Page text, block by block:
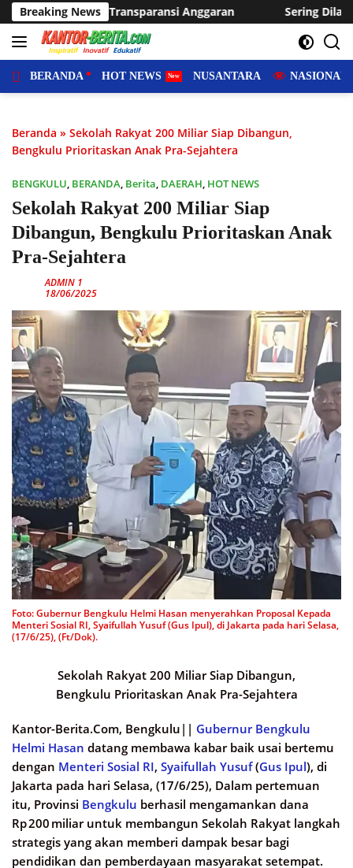
Langsung
ke
konten
Breaking NewsSering Dilanda Genangan, Desa Sukaraja
BERANDA HOT NEWS NUSANTARA NASIONAL
Beranda » Sekolah Rakyat 200 Miliar Siap Dibangun,
Bengkulu Prioritaskan Anak Pra-Sejahtera
BENGKULU, BERANDA, Berita, DAERAH, HOT NEWS
Sekolah Rakyat 200 Miliar Siap
Dibangun, Bengkulu Prioritaskan Anak
Pra-Sejahtera
ADMIN 1
18/06/2025
Foto: Gubernur Bengkulu Helmi Hasan menyerahkan Proposal Kepada
Menteri Sosial RI, Syaifullah Yusuf (Gus Ipul), di Jakarta pada hari Selasa,
(17/6/25), (Ft/Dok).
Sekolah Rakyat 200 Miliar Siap Dibangun,
Bengkulu Prioritaskan Anak Pra-Sejahtera
Kantor-Berita.Com, Bengkulu|| Gubernur Bengkulu
Helmi Hasan datang membawa kabar baik usai bertemu
dengan Menteri Sosial RI, Syaifullah Yusuf(Gus Ipul), di
Jakarta pada hari Selasa, (17/6/25), Dalam pertemuan
itu, Provinsi Bengkulu berhasil mengamankan dana
Rp 200 miliar untuk membangun Sekolah Rakyat langkah
strategis yang akan memberi dampak besar bagi
pendidikan dan pemberdayaan masyarakat setempat.